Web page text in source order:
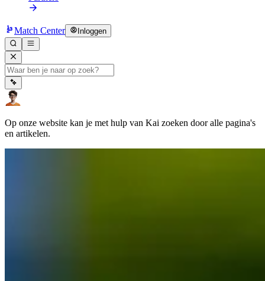
Match Center Inloggen
Op onze website kan je met hulp van Kai zoeken door alle pagina's
en artikelen.